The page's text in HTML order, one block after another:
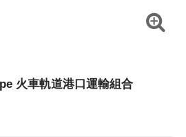
火車軌道港口運輸組合